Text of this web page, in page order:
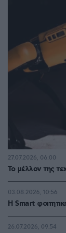
Το μέλλον της
27.07.2026, 06:00
Η Smart
03.08.2026, 10:56
26.07.2026, 09:54